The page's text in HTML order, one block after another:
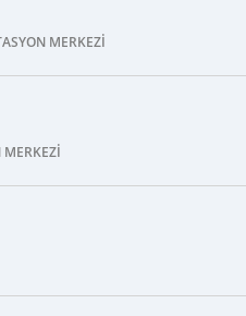
MERKEZI
MERKEZI